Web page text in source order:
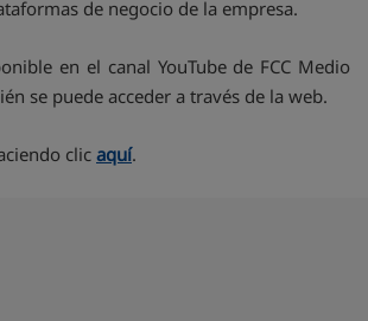
de negocio de la empresa.
en el canal YouTube de FCC Medio
se puede acceder a través de la web.
clic aquí.